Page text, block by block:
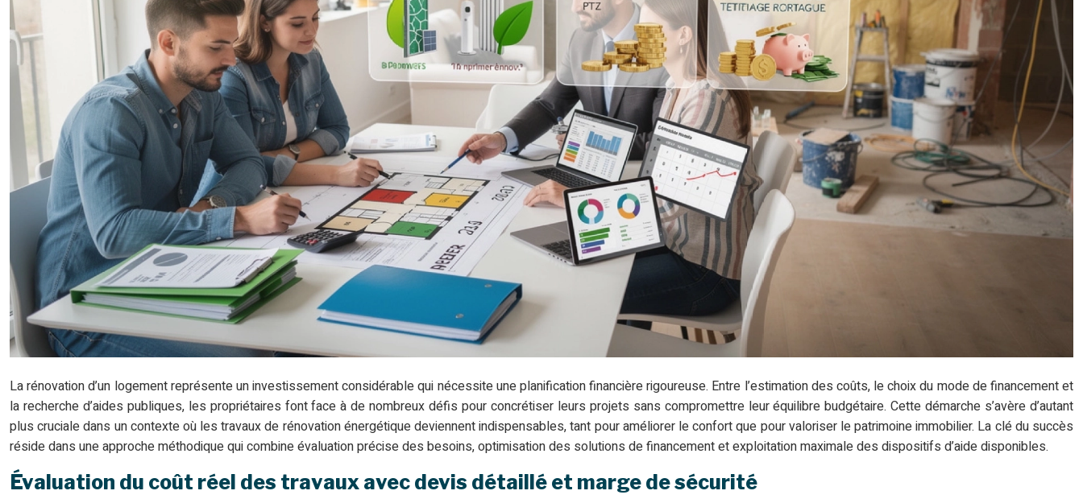
La rénovation d’un logement représente un investissement considérable qui nécessite une planification financière rigoureuse. Entre l’estimation des coûts, le choix du mode de financement et
la recherche d’aides publiques, les propriétaires font face à de nombreux défis pour concrétiser leurs projets sans compromettre leur équilibre budgétaire. Cette démarche s’avère d’autant
plus cruciale dans un contexte où les travaux de rénovation énergétique deviennent indispensables, tant pour améliorer le confort que pour valoriser le patrimoine immobilier. La clé du succès
réside dans une approche méthodique qui combine évaluation précise des besoins, optimisation des solutions de financement et exploitation maximale des dispositifs d’aide disponibles.
Évaluation du coût réel des travaux avec devis détaillé et marge de sécurité